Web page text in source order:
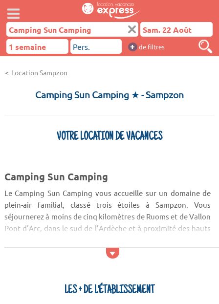
+ de filtres
Location Sampzon
Camping Sun Camping ★- Sampzon
VOTRE LOCATION DE VACANCES
Camping Sun Camping
Le Camping Sun Camping vous accueille sur un domaine de
plein-air familial, classé trois étoiles à Sampzon. Vous
séjournerez à moins de cinq kilomètres de Ruoms et de Vallon
Pont d’Arc, dans le sud de l’Ardèche et à proximité des hauts
villages célèbres comme Balazuc ou Labeaume.
LES + DE L'ÉTABLISSEMENT